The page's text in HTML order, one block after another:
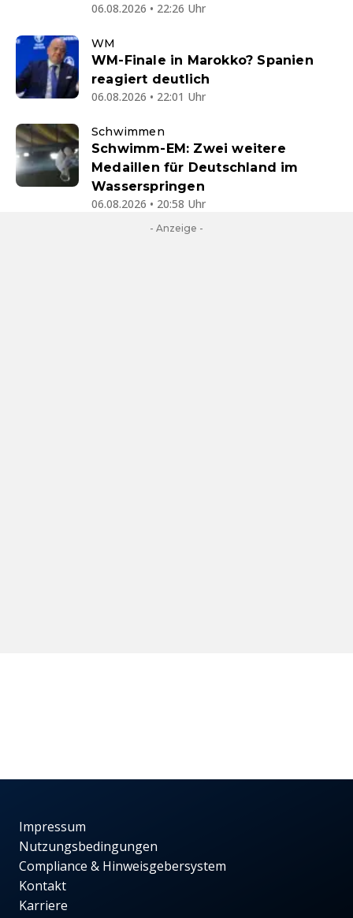
06.08.2026 • 22:26 Uhr
WM
WM-Finale in Marokko? Spanien
reagiert deutlich
06.08.2026 • 22:01 Uhr
Schwimmen
Schwimm-EM: Zwei weitere
Medaillen für Deutschland im
Wasserspringen
06.08.2026 • 20:58 Uhr
- Anzeige -
Impressum
Nutzungsbedingungen
Compliance & Hinweisgebersystem
Kontakt
Karriere